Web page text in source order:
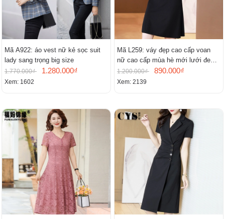
Mã A922: áo vest nữ kẻ sọc suit
lady sang trọng big size
1.770.000₫ 1.280.000₫
Xem: 1602
Mã L259: váy đẹp cao cấp voan
nữ cao cấp mùa hè mới lưới đen
cao cấp khí chất nhỏ tay ngắn
1.200.000₫ 890.000₫
Xem: 2139